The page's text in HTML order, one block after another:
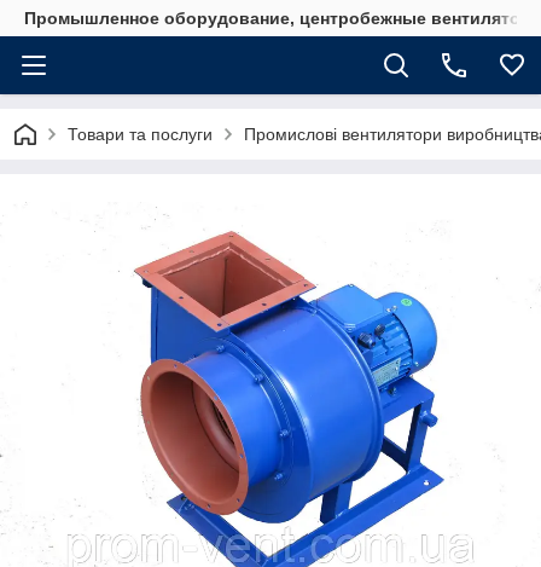
Промышленное оборудование, центробежные
Товари та послуги Промислові вентилятори